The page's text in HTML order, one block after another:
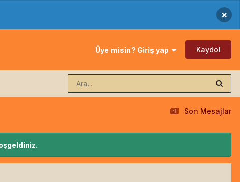
×
Üye misin? Giriş yap Kaydol
Son Mesajlar